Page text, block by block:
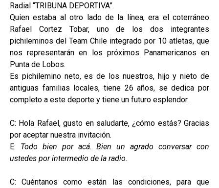
Radial “TRIBUNA DEPORTIVA”.
Quien estaba al otro lado de la línea, era el coterráneo
Rafael Cortez Tobar, uno de los dos integrantes
pichileminos del Team Chile integrado por 10 atletas, que
nos representarán en los próximos Panamericanos en
Punta de Lobos.
Es pichilemino neto, es de los nuestros, hijo y nieto de
antiguas familias locales, tiene 26 años, se dedica por
completo a este deporte y tiene un futuro esplendor.
C: Hola Rafael, gusto en saludarte, ¿cómo estás? Gracias
por aceptar nuestra invitación.
E: Todo bien por acá. Bien un agrado conversar con
ustedes por intermedio de la radio.
C: Cuéntanos como están las condiciones, para que